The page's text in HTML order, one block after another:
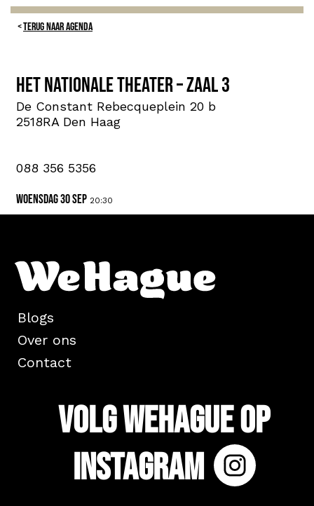
TERUG NAAR AGENDA
Het Nationale Theater – Zaal 3
De Constant Rebecqueplein 20 b
2518RA Den Haag
088 356 5356
woensdag 30 sep 20:30
Blogs
Over ons
Contact
Volg WeHague op
Instagram